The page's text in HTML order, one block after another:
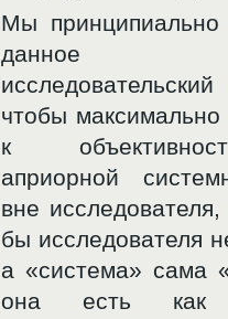
Мы
данное
чтобы максимально
к
априорной
вне
бы исследователя
а «система» сама
она есть как